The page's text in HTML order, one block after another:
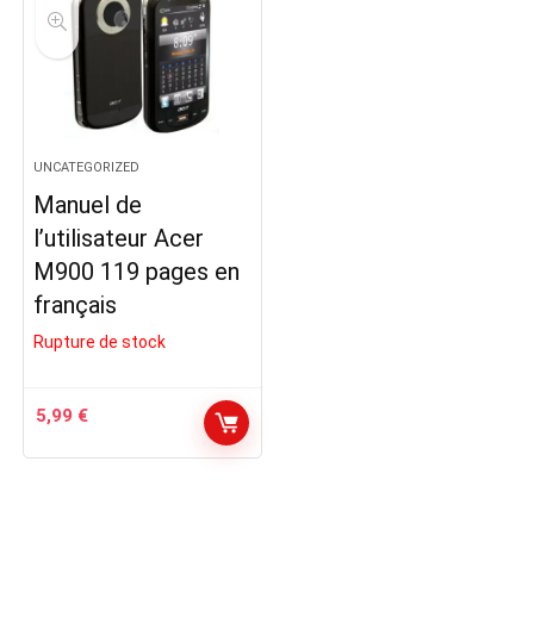
UNCATEGORIZED
Manuel de
l’utilisateur Acer
M900 119 pages en
français
Rupture de stock
5,99 €